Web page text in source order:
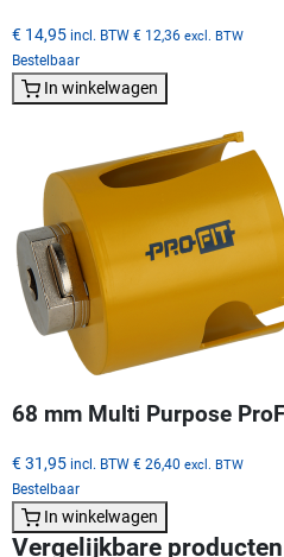
€ 14,95 incl. BTW € 12,36 excl. BTW
Bestelbaar
In winkelwagen
68 mm Multi Purpose
€ 31,95 incl. BTW € 26,40 excl. BTW
Bestelbaar
In winkelwagen
Vergelijkbare producten